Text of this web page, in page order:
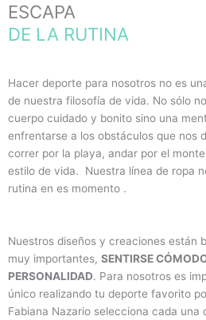
ESCAPA
DE LA RUTINA
Hacer deporte para nosotros no es
de nuestra filosofía de vida. No sólo
cuerpo cuidado y bonito sino una
enfrentarse a los obstáculos que nos
correr por la playa, andar por el
estilo de vida. Nuestra línea de ropa
rutina en es momento .
Nuestros diseños y creaciones están
muy importantes, SENTIRSE
PERSONALIDAD. Para nosotros es
único realizando tu deporte favorito
Fabiana Nazario selecciona cada una